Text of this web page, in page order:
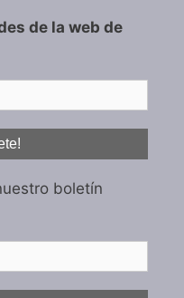
de la web de
boletín